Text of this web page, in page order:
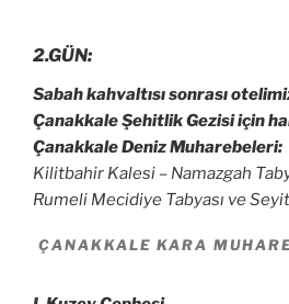
2.GÜN:
Sabah kahvaltısı sonrası
Çanakkale Şehitlik Gezisi için
Çanakkale Deniz Muharebeleri:
Kilitbahir Kalesi – Namazgah
Rumeli Mecidiye Tabyası ve Seyit
ÇANAKKALE KARA